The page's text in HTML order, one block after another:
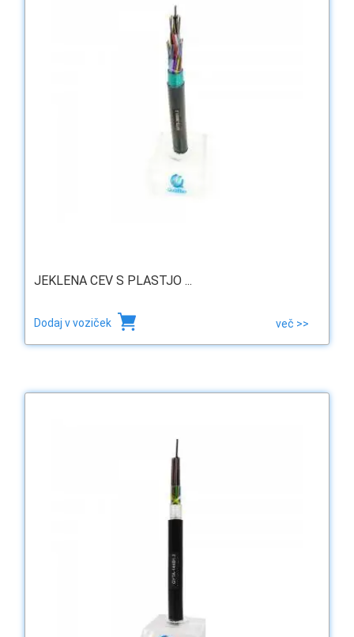
JEKLENA CEV S PLASTJO ...
Dodaj v voziček več >>